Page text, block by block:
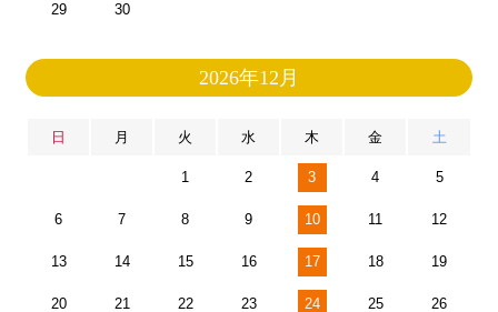
29 30
2026年12月
日 月 火 水 木 金 土
1 2 3 4 5
6 7 8 9 10 11 12
13 14 15 16 17 18 19
20 21 22 23 24 25 26